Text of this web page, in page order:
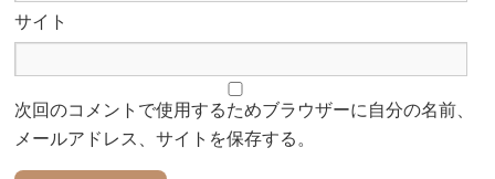
サイト
次回のコメントで使用するためブラウザーに自分の名前、
メールアドレス、サイトを保存する。